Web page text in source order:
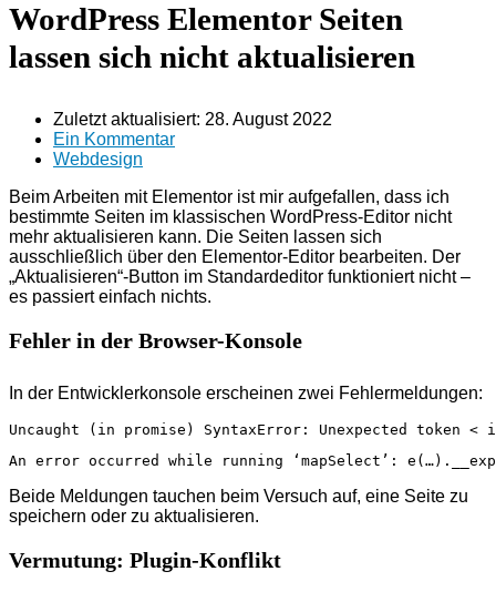
WordPress Elementor Seiten
lassen sich nicht aktualisieren
Zuletzt aktualisiert: 28. August 2022
Ein Kommentar
Webdesign
Beim Arbeiten mit Elementor ist mir aufgefallen, dass ich
bestimmte Seiten im klassischen WordPress-Editor nicht
mehr aktualisieren kann. Die Seiten lassen sich
ausschließlich über den Elementor-Editor bearbeiten. Der
„Aktualisieren“-Button im Standardeditor funktioniert nicht –
es passiert einfach nichts.
Fehler in der Browser-Konsole
In der Entwicklerkonsole erscheinen zwei Fehlermeldungen:
Uncaught (in promise) SyntaxError: Unexpected token <
An error occurred while running ‘mapSelect’:
Beide Meldungen tauchen beim Versuch auf, eine Seite zu
speichern oder zu aktualisieren.
Vermutung: Plugin-Konflikt